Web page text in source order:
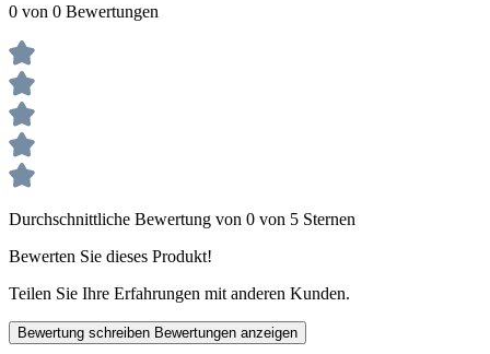
0 von 0 Bewertungen
Durchschnittliche Bewertung von 0 von 5 Sternen
Bewerten Sie dieses Produkt!
Teilen Sie Ihre Erfahrungen mit anderen Kunden.
Bewertung schreiben Bewertungen anzeigen